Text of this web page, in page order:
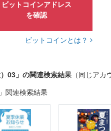
ビットコインアドレス
を確認
ビットコインとは？
03」の関連検索結果 （同じアカ
関連検索結果